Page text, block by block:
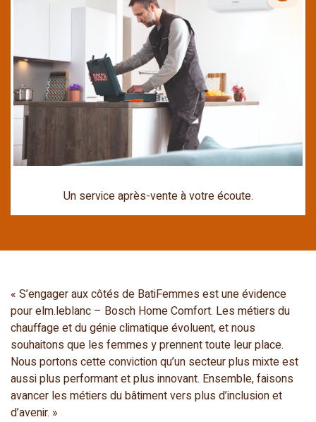
Un service après-vente à votre écoute.
« S’engager aux côtés de BatiFemmes est une évidence
pour elm.leblanc – Bosch Home Comfort. Les métiers du
chauffage et du génie climatique évoluent, et nous
souhaitons que les femmes y prennent toute leur place.
Nous portons cette conviction qu’un secteur plus mixte est
aussi plus performant et plus innovant. Ensemble, faisons
avancer les métiers du bâtiment vers plus d’inclusion et
d’avenir. »